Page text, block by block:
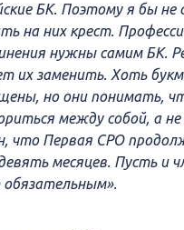
БК. Поэтому я бы не
на них крест.
нужны самим БК.
их заменить. Хоть
но они понимать,
между собой, а
что Первая СРО
месяцев. Пусть и
обязательным».